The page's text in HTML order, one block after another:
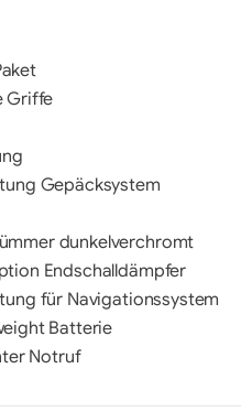
Griffe
Gepäcksystem
dunkelverchromt
Endschalldämpfer
für Navigationssystem
Batterie
Notruf